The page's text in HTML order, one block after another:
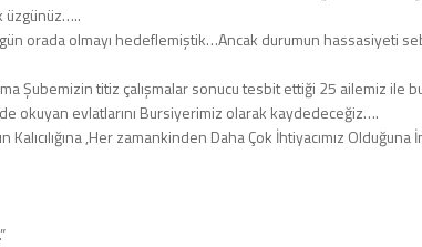
üzgünüz…..
orada olmayı hedeflemiştik…Ancak durumun hassasiyeti
Şubemizin titiz çalışmalar sonucu tesbit ettiği 25 ailemiz ile
okuyan evlatlarını Bursiyerimiz olarak kaydedeceğiz….
Kalıcılığına ,Her zamankinden Daha Çok İhtiyacımız Olduğuna